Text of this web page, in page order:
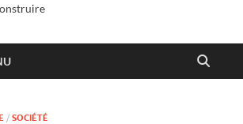
/ SOCIÉTÉ